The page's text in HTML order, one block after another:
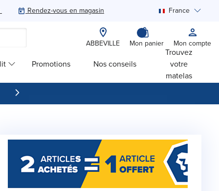
Rendez-vous en magasin France
ABBEVILLE Mon panier Mon compte
Promotions Nos conseils
Trouvez
votre
matelas